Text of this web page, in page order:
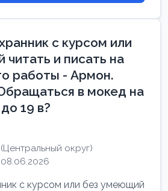
с курсом или
и писать на
работы - Армон.
в мокед на
19 в?
округ)
с курсом или без умеющий